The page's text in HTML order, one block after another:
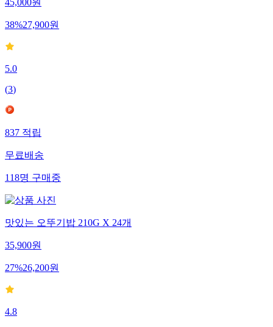
45,000원
38%27,900원
5.0
(3)
837적립
무료배송
118명구매중
맛있는 오뚜기밥 210G X 24개
35,900원
27%26,200원
4.8